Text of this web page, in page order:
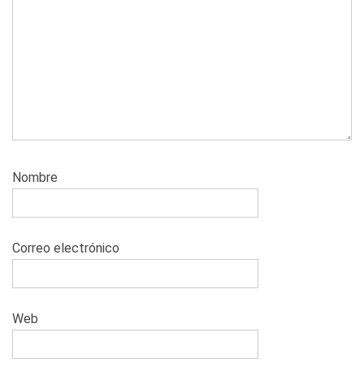
Nombre
Correo electrónico
Web